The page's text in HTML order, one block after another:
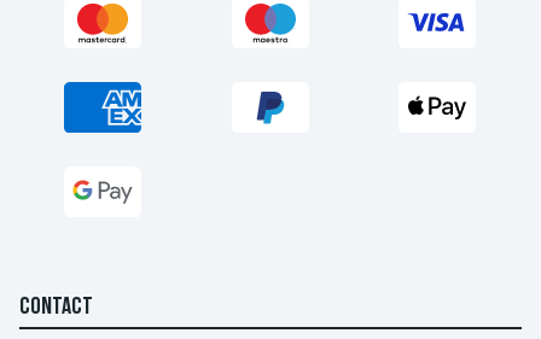
CONTACT